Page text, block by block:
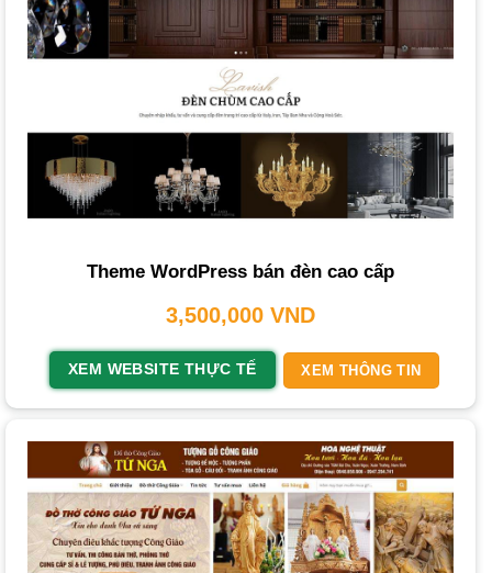
máy tính đến điện thoại, máy tính bảng, đảm bảo trải
nghiệm liền mạch.
Hình ảnh và video chất lượng cao:
cầu trình bày sản phẩm chân thực. Hình ảnh, video độ
phân giải cao với góc chụp sáng tạo là cực kỳ quan trọng
để thể hiện cả không gian
ngoại thấtvà bên trong.
Tối ưu tốc độ tải trang:Giảm thời gian chờ đợi giúp giữ
Sắp xếp sản phẩm, dự án, thông tin
Theme WordPress bán đèn cao cấp
3,500,000 VND
XEM WEBSITE THỰC TẾ XEM THÔNG TIN